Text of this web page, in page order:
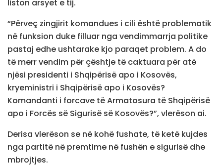
liston arsyet e tij.
“Përveç zingjirit komandues i cili është problematik
në funksion duke filluar nga vendimmarrja politike
pastaj edhe ushtarake kjo paraqet problem. A do
të merr vendim për çështje të caktuara për atë
njësi presidenti i Shqipërisë apo i Kosovës,
kryeministri i Shqipërisë apo i Kosovës?
Komandanti i forcave të Armatosura të Shqipërisë
apo i Forcës së Sigurisë së Kosovës?”, vlerëson ai.
Derisa vlerëson se në kohë fushate, të ketë kujdes
nga partitë në premtime në fushën e sigurisë dhe
mbrojtjes.